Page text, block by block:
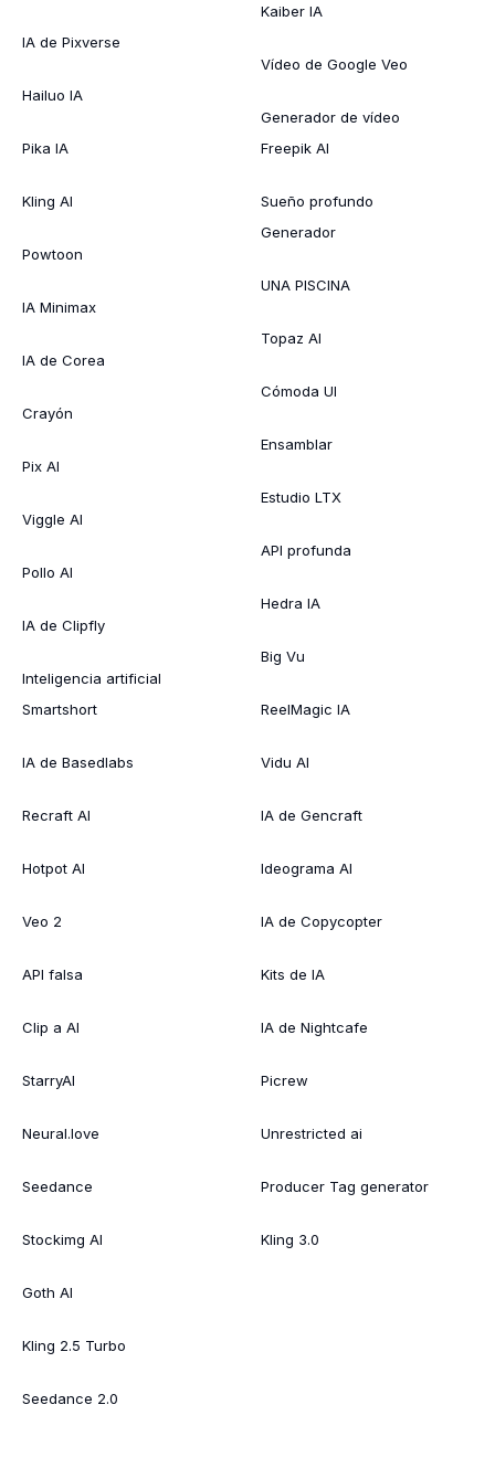
IA de Pixverse
Hailuo IA
Pika IA
Kling AI
Powtoon
IA Minimax
IA de Corea
Crayón
Pix AI
Viggle AI
Pollo AI
IA de Clipfly
Inteligencia artificial
Smartshort
IA de Basedlabs
Recraft AI
Hotpot AI
Veo 2
API falsa
Clip a AI
StarryAI
Neural.love
Seedance
Stockimg AI
Goth AI
Kling 2.5 Turbo
Seedance 2.0
Kaiber IA
Vídeo de Google Veo
Generador de vídeo
Freepik AI
Sueño profundo
Generador
UNA PISCINA
Topaz AI
Cómoda UI
Ensamblar
Estudio LTX
API profunda
Hedra IA
Big Vu
ReelMagic IA
Vidu AI
IA de Gencraft
Ideograma AI
IA de Copycopter
Kits de IA
IA de Nightcafe
Picrew
Unrestricted ai
Producer Tag generator
Kling 3.0